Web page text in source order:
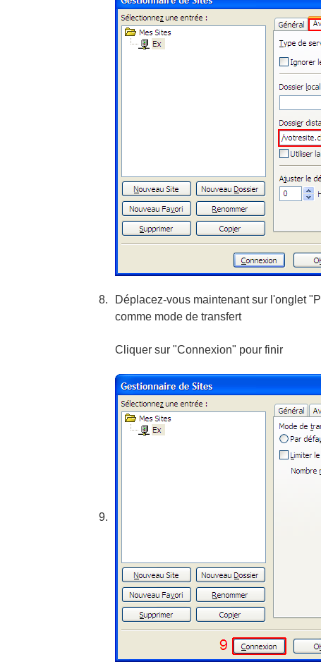
Déplacez-vous maintenant sur l'onglet
comme mode de transfert
Cliquer sur "Connexion" pour finir